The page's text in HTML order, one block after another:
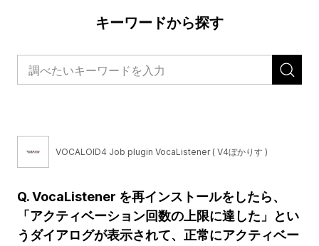
キーワードから探す
VOCALOID4 Job plugin VocaListener ( V4ぼかりす )
Q. VocaListener を再インストールをしたら、
「アクティベーション回数の上限に達した」とい
うダイアログが表示されて、正常にアクティベー